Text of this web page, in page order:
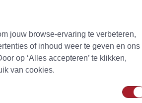
€ 2,40
(24)
Op voorraad
jouw browse-ervaring te verbeteren,
of inhoud weer te geven en ons
op ‘Alles accepteren’ te klikken,
van cookies.